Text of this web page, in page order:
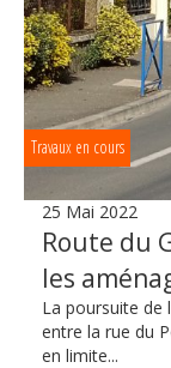
Travaux en cours
25 Mai 2022
Route du
les
La poursuite de
entre la rue du
en limite...